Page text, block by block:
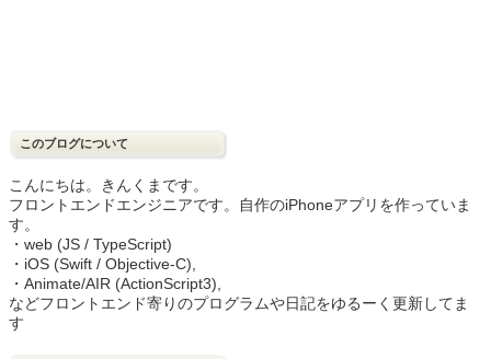
このブログについて
こんにちは。きんくまです。
フロントエンドエンジニアです。自作のiPhoneアプリを作っていま
す。
・web (JS / TypeScript)
・iOS (Swift / Objective-C),
・Animate/AIR (ActionScript3),
などフロントエンド寄りのプログラムや日記をゆるーく更新してま
す